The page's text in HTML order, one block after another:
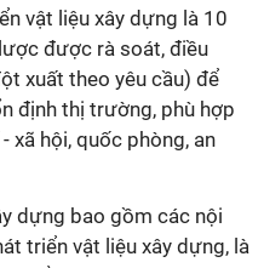
vật liệu xây dựng là 10
được rà soát, điều
xuất theo yêu cầu) để
định thị trường, phù hợp
xã hội, quốc phòng, an
dựng bao gồm các nội
triển vật liệu xây dựng, là